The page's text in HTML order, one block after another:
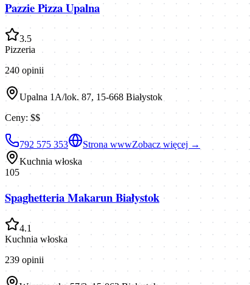
Pazzie Pizza Upalna
3.5
Pizzeria
240 opinii
Upalna 1A/lok. 87, 15-668 Białystok
Ceny: $$
792 575 353 Strona wwwZobacz więcej →
Kuchnia włoska
105
Spaghetteria Makarun Białystok
4.1
Kuchnia włoska
239 opinii